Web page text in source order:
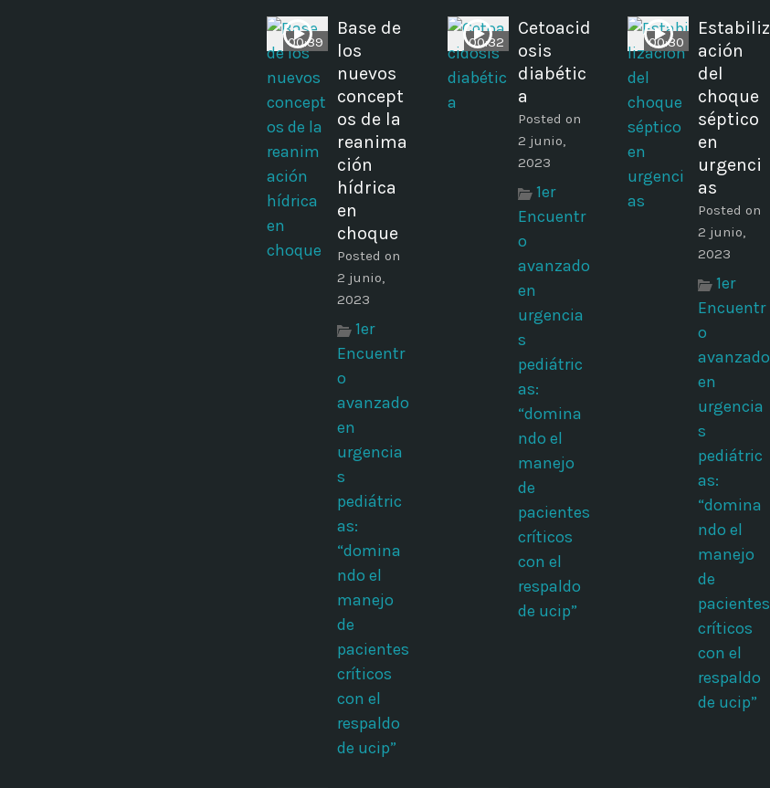
00:39
Base de
los
nuevos
concept
os de la
reanima
ción
hídrica
en
choque
Posted on
2 junio,
2023
1er
Encuentr
o
avanzado
en
urgencia
s
pediátric
as:
“domina
ndo el
manejo
de
pacientes
críticos
con el
respaldo
de ucip”
00:32
Cetoacid
osis
diabétic
a
Posted on
2 junio,
2023
1er
Encuentr
o
avanzado
en
urgencia
s
pediátric
as:
“domina
ndo el
manejo
de
pacientes
críticos
con el
respaldo
de ucip”
00:30
Estabiliz
ación
del
choque
séptico
en
urgenci
as
Posted on
2 junio,
2023
1er
Encuentr
o
avanzado
en
urgencia
s
pediátric
as:
“domina
ndo el
manejo
de
pacientes
críticos
con el
respaldo
de ucip”